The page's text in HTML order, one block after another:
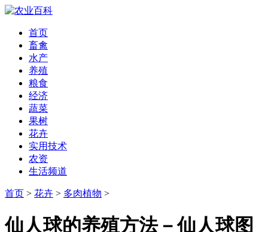
首页
畜禽
水产
养殖
粮食
经济
蔬菜
果树
花卉
实用技术
农资
生活频道
首页 > 花卉 > 多肉植物 >
仙人球的养殖方法－仙人球图